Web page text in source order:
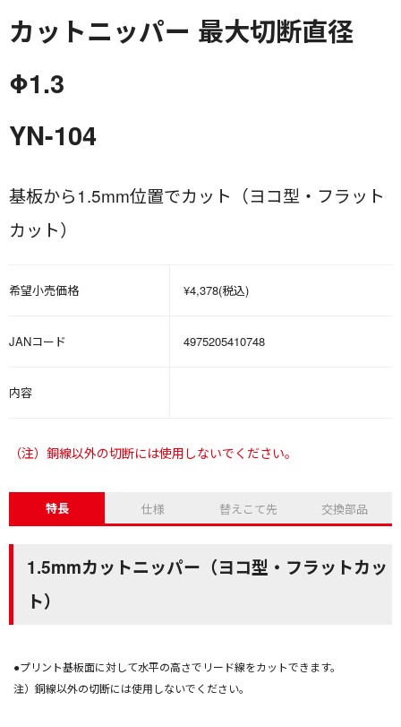
カットニッパー 最大切断直径
Φ1.3
YN-104
基板から1.5mm位置でカット（ヨコ型・フラット
カット）
希望小売価格 ¥4,378(税込)
JANコード 4975205410748
内容
（注）銅線以外の切断には使用しないでください。
特長 仕様 替えこて先 交換部品
1.5mmカットニッパー（ヨコ型・フラットカッ
ト）
●プリント基板面に対して水平の高さでリード線をカットできます。
注）銅線以外の切断には使用しないでください。